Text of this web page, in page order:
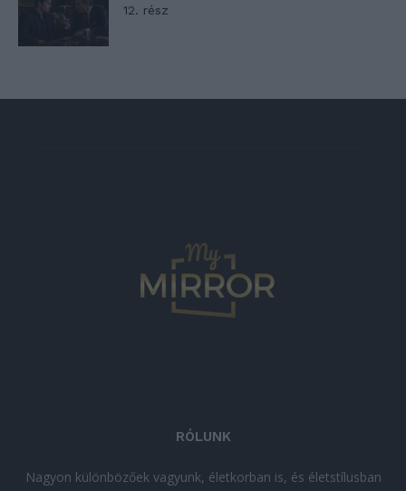
12. rész
RÓLUNK
Nagyon különbözőek vagyunk, életkorban is, és életstílusban